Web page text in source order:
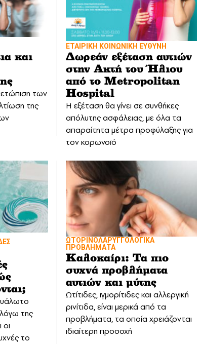
και
των
της
ΕΤΑΙΡΙΚΗ ΚΟΙΝΩΝΙΚΗ ΕΥΘΥΝΗ
Δωρεάν εξέταση αυτιών
στην Ακτή του Ήλιου
από το Μetropolitan
Ηospital
Η εξέταση θα γίνει σε συνθήκες
απόλυτης ασφάλειας, με όλα τα
απαραίτητα μέτρα προφύλαξης για
τον κορωνοϊό
της
το
ΩΤΟΡΙΝΟΛΑΡΥΓΓΟΛΟΓΙΚΑ
ΠΡΟΒΛΗΜΑΤΑ
Καλοκαίρι: Τα πιο
συχνά προβλήματα
αυτιών και μύτης
Ωτίτιδες, ιγμορίτιδες και αλλεργική
ρινίτιδα, είναι μερικά από τα
προβλήματα, τα οποία χρειάζονται
ιδιαίτερη προσοχή